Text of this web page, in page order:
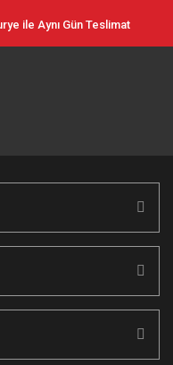
ile Aynı Gün Teslimat